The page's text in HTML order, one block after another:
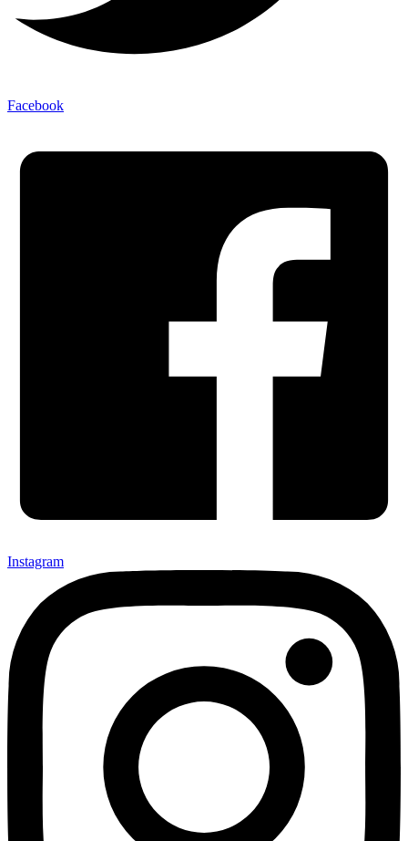
Facebook
Instagram